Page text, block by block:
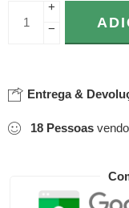
+
−
Entrega &
18 Pessoas